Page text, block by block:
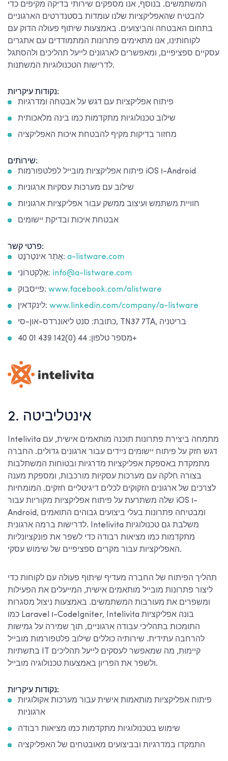
המשתמשים. בנוסף, אנו מספקים שירותי בדיקה מקיפים כדי
להבטיח שהאפליקציות שלנו עומדות בסטנדרטים הארגוניים
בתחום האבטחה והביצועים. באמצעות שיתוף פעולה הדוק עם
לקוחותינו, אנו מתאימים פתרונות המתמודדים עם אתגרים
עסקיים ספציפיים, ומאפשרים לארגונים לייעל תהליכים ולהסתגל
לדרישות הטכנולוגיות המשתנות.
נקודות עיקריות:
פיתוח אפליקציות עם דגש על אבטחה ומדרגיות
שילוב טכנולוגיות מתקדמות כמו בינה מלאכותית
מחזור בדיקות מקיף להבטחת איכות האפליקציה
שירותים:
פיתוח אפליקציות מובייל לפלטפורמות iOS ו-Android
שילוב עם מערכות עסקיות ארגוניות
חוויית משתמש ועיצוב ממשק עבור אפליקציות ארגוניות
אבטחת איכות ובדיקת יישומים
פרטי קשר:
אֲתַר אִינטֶרנֶט: a-listware.com
אֶלֶקטרוֹנִי: info@a-listware.com
פייסבוק: www.facebook.com/alistware
לינקדאין: www.linkedin.com/company/a-listware
כתובת: סנט ליאונרדס-און-סי, TN37 7TA, בריטניה
מספר טלפון: 44 (0)142 439 01 40+
2. אינטליביטה
Intelivita מתמחה ביצירת פתרונות תוכנה מותאמים אישית, עם
דגש חזק על פיתוח יישומים ניידים עבור ארגונים גדולים. החברה
מתמקדת באספקת אפליקציות מדרגיות ובטוחות המשתלבות
בצורה חלקה עם מערכות עסקיות מורכבות, ומספקת מענה
לצרכים של ארגונים הזקוקים לכלים דיגיטליים חזקים. המומחיות
שלה משתרעת על פיתוח אפליקציות מקוריות עבור iOS ו-
Android, ומבטיחה פתרונות בעלי ביצועים גבוהים התואמים
לדרישות ברמה ארגונית. Intelivita משלבת גם טכנולוגיות
מתקדמות כמו מציאות רבודה כדי לשפר את פונקציונליות
האפליקציות עבור מקרים ספציפיים של שימוש עסקי.
תהליך הפיתוח של החברה מעדיף שיתוף פעולה עם לקוחות כדי
ליצור פתרונות מובייל מותאמים אישית, המייעלים את הפעילות
ומשפרים את מעורבות המשתמשים. באמצעות ניצול מסגרות
כמו Laravel ו-CodeIgniter, Intelivita בונה אפליקציות
התומכות בתהליכי עבודה ארגוניים, תוך שמירה על גמישות
להרחבה עתידית. שירותיה כוללים שילוב פלטפורמות מובייל
בתשתיות IT קיימות, מה שמאפשר לעסקים לייעל תהליכים
ולשפר את הפריון באמצעות טכנולוגיה מובייל.
נקודות עיקריות:
פיתוח אפליקציות מותאמות אישית עבור מערכות אקולוגיות
ארגוניות
שימוש בטכנולוגיות מתקדמות כמו מציאות רבודה
התמקדו במדרגיות ובביצועים מאובטחים של האפליקציה